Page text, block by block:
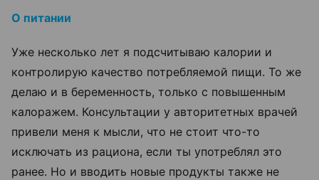
О питании
Уже несколько лет я подсчитываю калории и
контролирую качество потребляемой пищи. То же
делаю и в беременность, только с повышенным
калоражем. Консультации у авторитетных врачей
привели меня к мысли, что не стоит что-то
исключать из рациона, если ты употреблял это
ранее. Но и вводить новые продукты также не